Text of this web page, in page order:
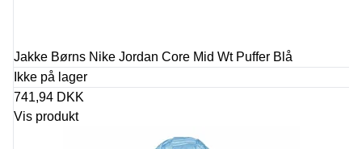
Jakke Børns Nike Jordan Core Mid Wt Puffer Blå
Ikke på lager
741,94 DKK
Vis produkt